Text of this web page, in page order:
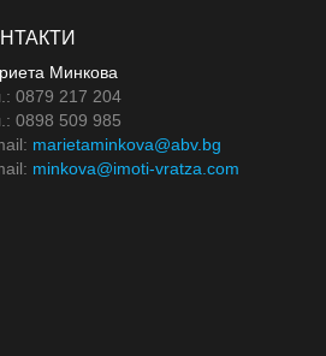
Минкова
0879 217 204
0898 509 985
marietaminkova@abv.bg
minkova@imoti-vratza.com